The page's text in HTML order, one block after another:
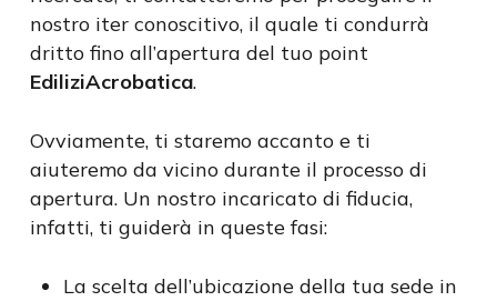
nostro iter conoscitivo, il quale ti condurrà
dritto fino all’apertura del tuo point
EdiliziAcrobatica.
Ovviamente, ti staremo accanto e ti
aiuteremo da vicino durante il processo di
apertura. Un nostro incaricato di fiducia,
infatti, ti guiderà in queste fasi:
La scelta dell’ubicazione della tua sede in